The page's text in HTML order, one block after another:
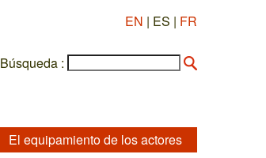
EN | ES | FR
Búsqueda :
El equipamiento de los actores